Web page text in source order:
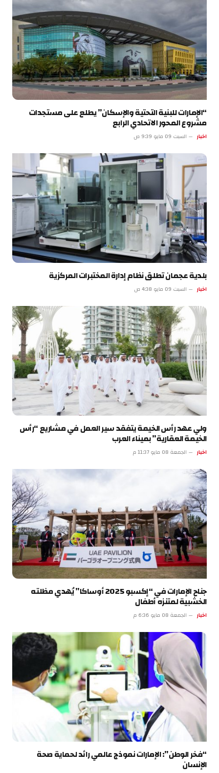
“الإمارات للبنية التحتية والإسكان” يطلع على مستجدات
مشروع المحور الاتحادي الرابع
اخبار السبت 09 مايو 9:39 ص
بلدية عجمان تطلق نظام إدارة المختبرات المركزية
اخبار السبت 09 مايو 4:38 ص
ولي عهد رأس الخيمة يتفقد سير العمل في مشاريع “رأس
الخيمة العقارية” بميناء العرب
اخبار الجمعة 08 مايو 11:37 م
جناح الإمارات في “إكسبو 2025 أوساكا” يُهدي مظلته
الخشبية لمتنزه أطفال
اخبار الجمعة 08 مايو 6:36 م
“فخر الوطن”: الإمارات نموذج عالمي رائد لحماية صحة
الإنسان